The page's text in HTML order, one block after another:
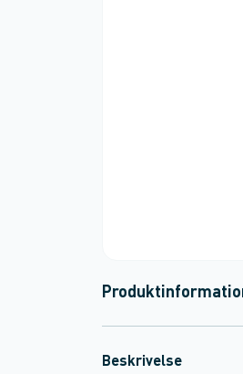
Beskrivelse